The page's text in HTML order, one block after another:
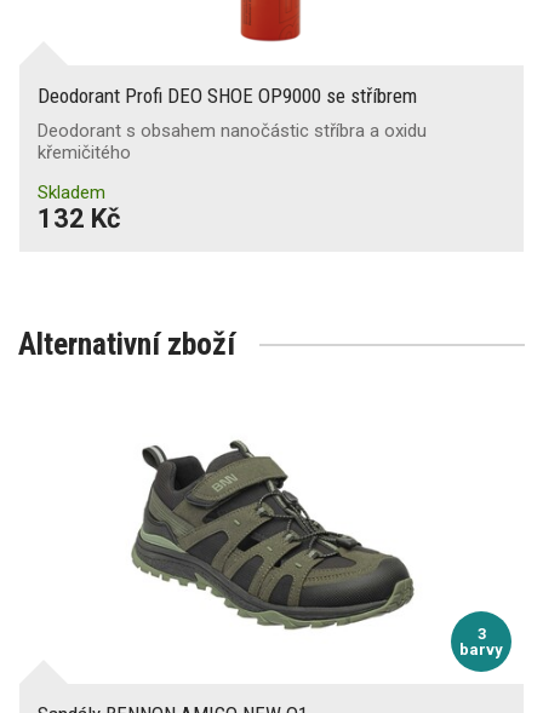
Deodorant Profi DEO SHOE OP9000 se stříbrem
Deodorant s obsahem nanočástic stříbra a oxidu
křemičitého
Skladem
132 Kč
Alternativní zboží
3
barvy